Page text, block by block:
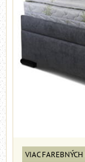
VIAC